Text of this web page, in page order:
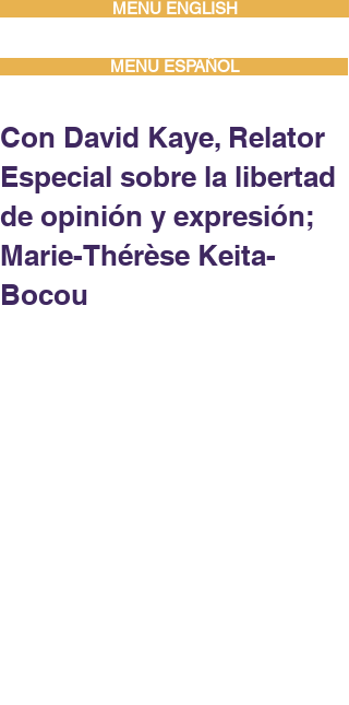
MENU ENGLISH
MENU ESPAÑOL
Con David Kaye, Relator
Especial sobre la libertad
de opinión y expresión;
Marie-Thérèse Keita-
Bocou